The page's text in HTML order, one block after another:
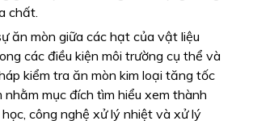
sự khác biệt về dòng ăn mòn giữa
loại và ranh giới hạt trong khoảng
này để tăng tốc Sự ăn mòn liên vùng.
pháp kiểm tra ăn mòn giữa các hạt
không gỉ, hợp kim nhôm, v.v. đã
hóa.